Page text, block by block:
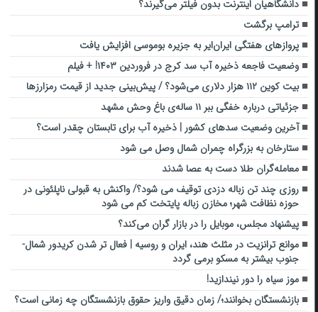
دانشگاهیان اینترنت بدون فیلتر می‌گیرند؟
ترامپ برگشت
پروازهای هفتگی ایران‌ایر به جزیره بوموسی افزایش یافت
وضعیت فاجعه ذخیره آب سد کرج در فروردین ۱۴۰۳! + فیلم
بیت کوین ۱۱۲ هزار دلاری می‌شود؟ / پیش‌بینی جدید از قیمت رمزارزها
جزئیاتی درباره خفگی ببر ۱۱ ساله‌ی باغ وحش مشهد
آخرین وضعیت سدهای کشور | ذخیره آب برای تابستان چقدر است؟
ستارخان به بزرگراه چمران شمال وصل می شود
معامله‌گران طلا دست‌ به‌ عصا شدند
روزی چند تن زباله دزدی توقیف می شود؟/ واکنش به قبولی ناپلئونی در
حوزه نظافت شهر؛ مخازن زباله پایتخت کم می شود
‌پیشنهاد مجلس، موبایل را در بازار گران می‌کند؟
موانع ترانزیت در مثلث هند، ایران و روسیه | فعال تر شدن کریدور شمال-
جنوب بیشتر به مسکو برمی گردد
موز سیاه را دور نیندازید!
بازنشستگان بخوانند؛/ زمان دقیق واریز حقوق بازنشستگان چه زمانی است؟